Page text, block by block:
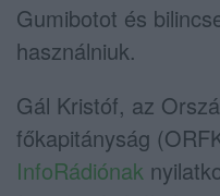
Gumibotot és
használniuk.
Gál Kristóf, az
főkapitányság
InfoRádiónak